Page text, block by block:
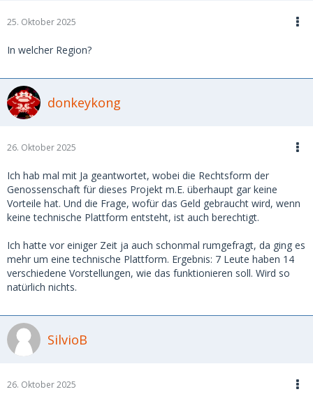
25. Oktober 2025
In welcher Region?
donkeykong
26. Oktober 2025
Ich hab mal mit Ja geantwortet, wobei die Rechtsform der
Genossenschaft für dieses Projekt m.E. überhaupt gar keine
Vorteile hat. Und die Frage, wofür das Geld gebraucht wird, wenn
keine technische Plattform entsteht, ist auch berechtigt.
Ich hatte vor einiger Zeit ja auch schonmal rumgefragt, da ging es
mehr um eine technische Plattform. Ergebnis: 7 Leute haben 14
verschiedene Vorstellungen, wie das funktionieren soll. Wird so
natürlich nichts.
SilvioB
26. Oktober 2025